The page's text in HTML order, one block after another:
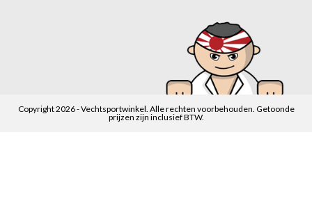
Copyright 2026 - Vechtsportwinkel. Alle rechten voorbehouden. Getoonde
prijzen zijn inclusief BTW.